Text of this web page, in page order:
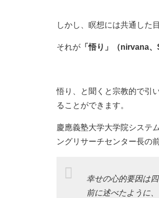
しかし、瞑想には共通した
それが 「悟り」（nirvana、
悟り、と聞くと宗教的で引
ることができます。
慶應義塾大学大学院システ
ングリサーチセンター長の
幸せの心的要因は
前に述べたように